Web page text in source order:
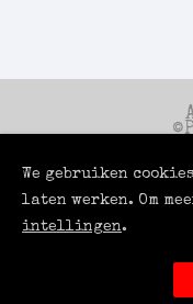
We gebruiken
laten werken. Om
intellingen.